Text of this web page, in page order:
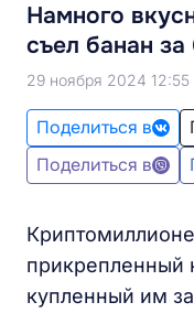
Намного
съел банан
29 ноября 2024 12:55
Поделиться в
Поделиться в
прикрепленный
купленный им